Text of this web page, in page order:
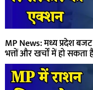
MP News: मध्य प्रदेश
भत्तों और खर्चों में हो सकता